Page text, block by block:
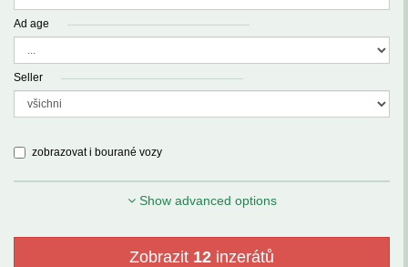
Ad age
Seller
zobrazovat i bourané vozy
Show advanced options
Zobrazit 12 inzerátů